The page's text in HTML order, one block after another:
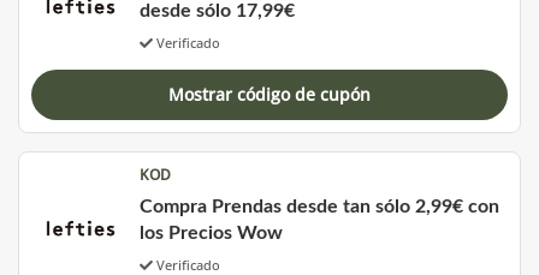
desde sólo 17,99€
Verificado
Mostrar código de cupón
KOD
Compra Prendas desde tan sólo 2,99€ con
los Precios Wow
Verificado